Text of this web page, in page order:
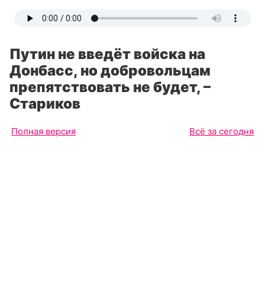
Путин не введёт войска на
Донбасс, но добровольцам
препятствовать не будет, –
Стариков
Полная версия Всё за сегодня